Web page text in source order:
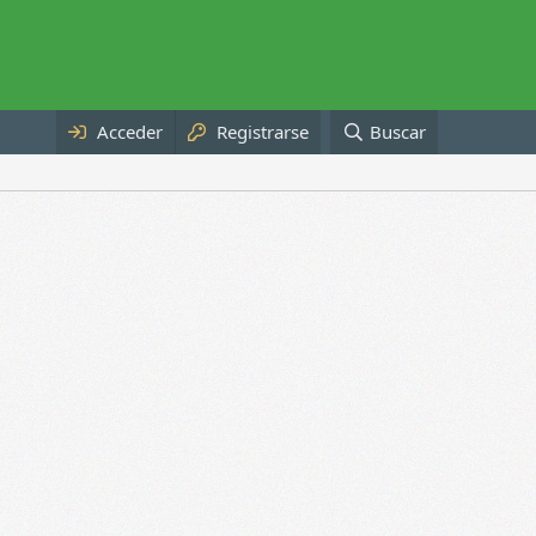
Acceder Registrarse Buscar